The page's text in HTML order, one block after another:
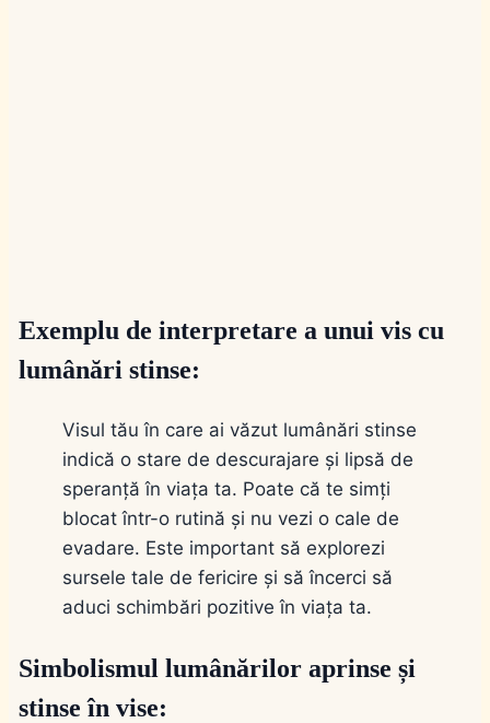
Exemplu de interpretare a unui vis cu
lumânări stinse:
Visul tău în care ai văzut lumânări stinse
indică o stare de descurajare și lipsă de
speranță în viața ta. Poate că te simți
blocat într-o rutină și nu vezi o cale de
evadare. Este important să explorezi
sursele tale de fericire și să încerci să
aduci schimbări pozitive în viața ta.
Simbolismul lumânărilor aprinse și
stinse în vise: